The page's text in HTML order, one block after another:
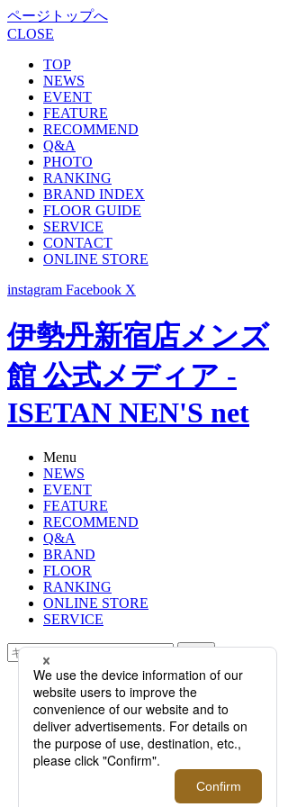
ページトップへ
CLOSE
TOP
NEWS
EVENT
FEATURE
RECOMMEND
Q&A
PHOTO
RANKING
BRAND INDEX
FLOOR GUIDE
SERVICE
CONTACT
ONLINE STORE
instagram Facebook X
伊勢丹新宿店メンズ
館 公式メディア -
ISETAN NEN'S net
Menu
NEWS
EVENT
FEATURE
RECOMMEND
Q&A
BRAND
FLOOR
RANKING
ONLINE STORE
SERVICE
TOP
PHOTO
＜kolor/カラー＞｜TOWA TEI（テ
イ・トウワ）とのコラボレーション
アイテムが、伊勢丹新宿店限定にて